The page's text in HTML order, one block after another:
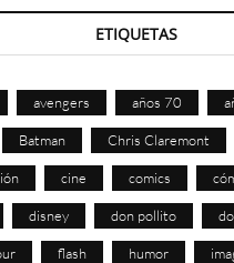
ETIQUETAS
avengers años 70
Batman Chris Claremont
cine comics
disney don pollito
flash humor